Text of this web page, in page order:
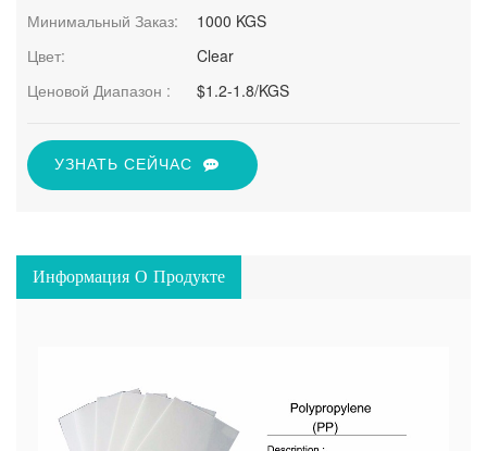
Минимальный Заказ:
1000 KGS
Цвет:
Clear
Ценовой Диапазон :
$1.2-1.8/KGS
УЗНАТЬ СЕЙЧАС
Информация О Продукте